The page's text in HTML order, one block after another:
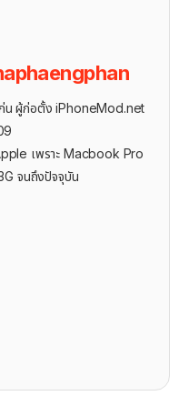
น ผู้ก่อตั้ง iPhoneMod.net
เพราะ Macbook Pro
จนถึงปัจจุบัน